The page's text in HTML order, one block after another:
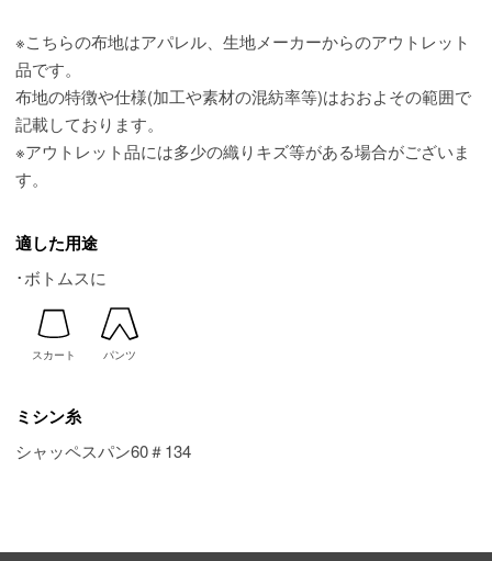
※こちらの布地はアパレル、生地メーカーからのアウトレット
品です。
布地の特徴や仕様(加工や素材の混紡率等)はおおよその範囲で
記載しております。
※アウトレット品には多少の織りキズ等がある場合がございま
す。
適した用途
･ボトムスに
スカート パンツ
ミシン糸
シャッペスパン60＃134